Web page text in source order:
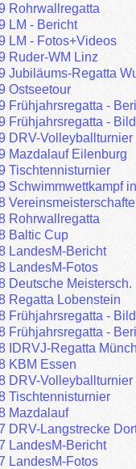
Rohrwallregatta
LM - Bericht
LM - Fotos+Videos
Ruder-WM Linz
Jubiläums-Regatta
Ostseetour
Frühjahrsregatta -
Frühjahrsregatta -
DRV-Volleyballturnier
Mazdalauf Eilenburg
Tischtennisturnier
Schwimmwettkampf
Rohrwallregatta
Baltic Cup
LandesM-Bericht
LandesM-Fotos
Deutsche Meistersch.
Regatta Lobenstein
Frühjahrsregatta -
Frühjahrsregatta -
IDRVJ-Regatta
KBM Essen
DRV-Volleyballturnier
Tischtennisturnier
Mazdalauf
DRV-Langstrecke
LandesM-Bericht
LandesM-Fotos